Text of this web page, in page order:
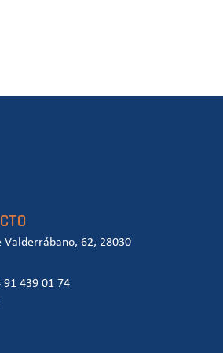
62, 28030
91 439 01 74